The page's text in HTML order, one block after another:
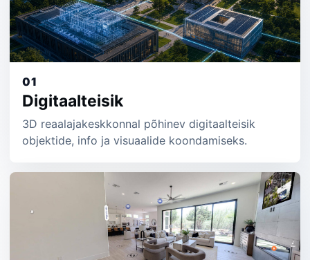
01
Digitaalteisik
3D reaalajakeskkonnal põhinev digitaalteisik
objektide, info ja visuaalide koondamiseks.